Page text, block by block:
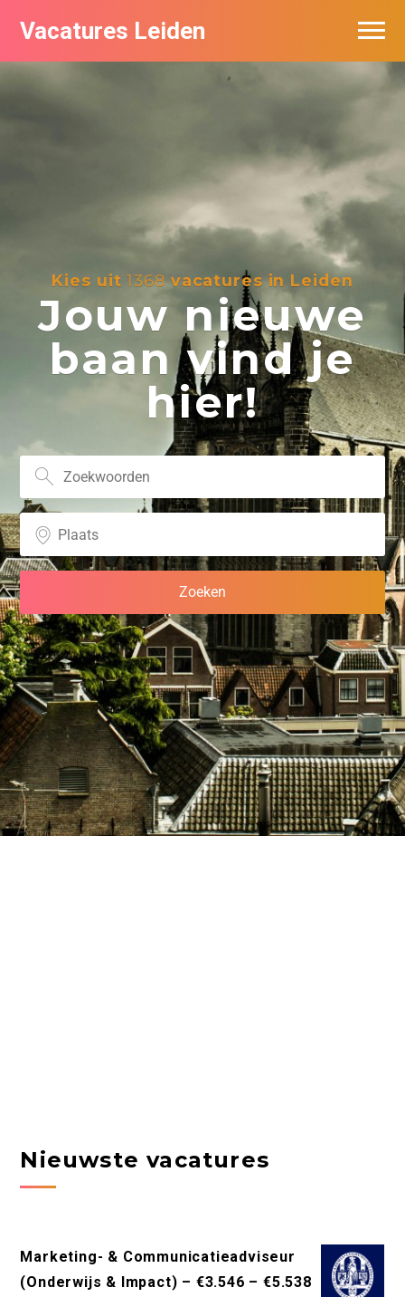
Vacatures Leiden
Kies uit1368vacatures in Leiden
Jouw nieuwe
baan vind je
hier!
Nieuwste vacatures
Marketing- & Communicatieadviseur
(Onderwijs & Impact) – €3.546 – €5.538
Vacatures per bedrijf